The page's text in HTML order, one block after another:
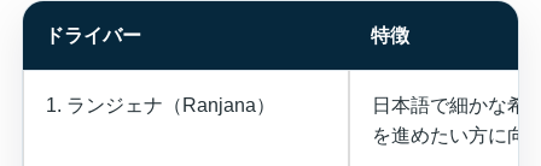
ドライバー 特徴
1. ランジェナ（Ranjana）
日本語で細かな希
を進めたい方に向